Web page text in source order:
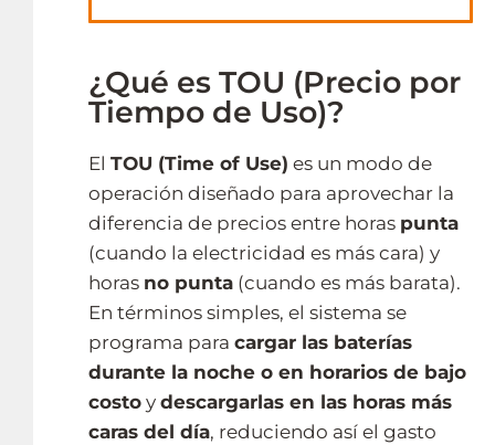
¿Qué es TOU (Precio por
Tiempo de Uso)?
El TOU (Time of Use) es un modo de
operación diseñado para aprovechar la
diferencia de precios entre horas punta
(cuando la electricidad es más cara) y
horas no punta (cuando es más barata).
En términos simples, el sistema se
programa para cargar las baterías
durante la noche o en horarios de bajo
costo y descargarlas en las horas más
caras del día, reduciendo así el gasto